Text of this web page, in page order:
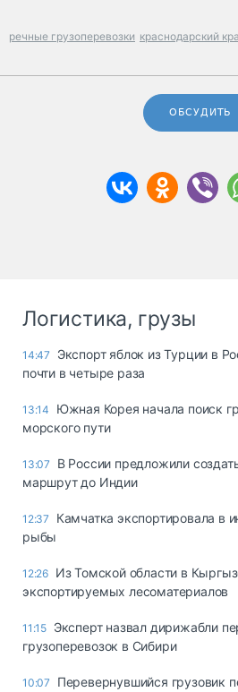
речные грузоперевозки краснодарский
ОБСУДИТЬ
Логистика, грузы
14:47
Экспорт яблок из Турции в
почти в четыре раза
13:14
Южная Корея начала поиск
морского пути
13:07
В России предложили
маршрут до Индии
12:37
Камчатка экспортировала в
рыбы
12:26 Из Томской области в
экспортируемых лесоматериалов
11:15 Эксперт назвал дирижабли
грузоперевозок в Сибири
10:07
Перевернувшийся грузовик